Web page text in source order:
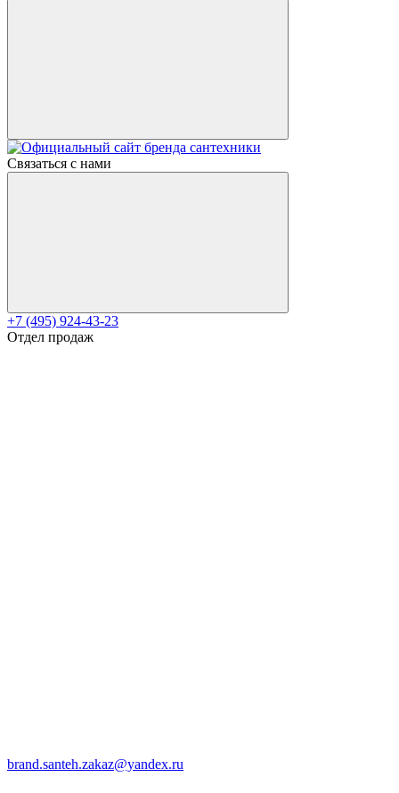
Связаться с нами
+7 (495) 924-43-23
Отдел продаж
brand.santeh.zakaz@yandex.ru